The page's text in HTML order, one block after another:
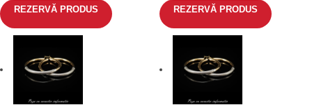
REZERVĂ PRODUS REZERVĂ PRODUS